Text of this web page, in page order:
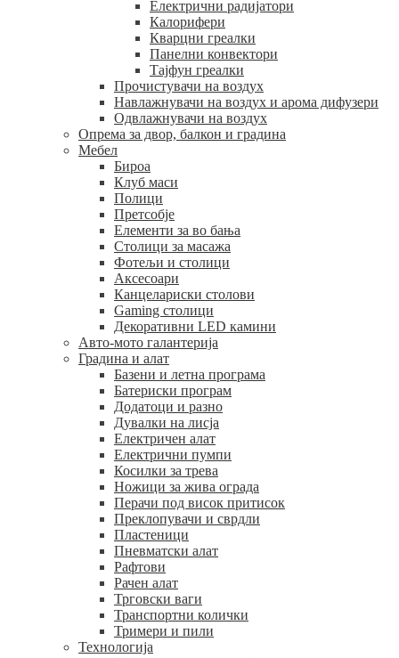
Електрични радијатори
Калорифери
Кварцни греалки
Панелни конвектори
Тајфун греалки
Прочистувачи на воздух
Навлажнувачи на воздух и арома дифузери
Одвлажнувачи на воздух
Опрема за двор, балкон и градина
Мебел
Бироа
Клуб маси
Полици
Претсобје
Елементи за во бања
Столици за масажа
Фотељи и столици
Аксесоари
Канцелариски столови
Gaming столици
Декоративни LED камини
Авто-мото галантерија
Градина и алат
Базени и летна програма
Батериски програм
Додатоци и разно
Дувалки на лисја
Електричен алат
Електрични пумпи
Косилки за трева
Ножици за жива ограда
Перачи под висок притисок
Преклопувачи и сврдли
Пластеници
Пневматски алат
Рафтови
Рачен алат
Трговски ваги
Транспортни колички
Тримери и пили
Технологија